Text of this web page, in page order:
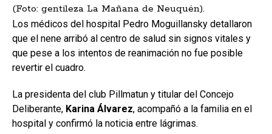
(Foto: gentileza La Mañana de Neuquén).
Los médicos del hospital Pedro Moguillansky detallaron
que el nene arribó al centro de salud sin signos vitales y
que pese a los intentos de reanimación no fue posible
revertir el cuadro.
La presidenta del club Pillmatun y titular del Concejo
Deliberante, Karina Álvarez, acompañó a la familia en el
hospital y confirmó la noticia entre lágrimas.